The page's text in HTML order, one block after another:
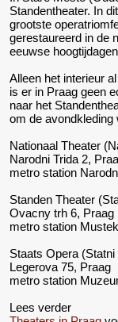
Standentheater. In
grootste
gerestaureerd in de
eeuwse
Alleen het interieur
is er in Praag geen
naar het
om de avondkleding
Nationaal Theater
Narodni Trida 2,
metro station
Standen Theater
Ovacny trh 6, Praag
metro station Mustek
Staats Opera (Statni
Legerova 75, Praag
metro station
Lees verder